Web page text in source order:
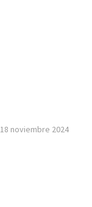
18 noviembre 2024